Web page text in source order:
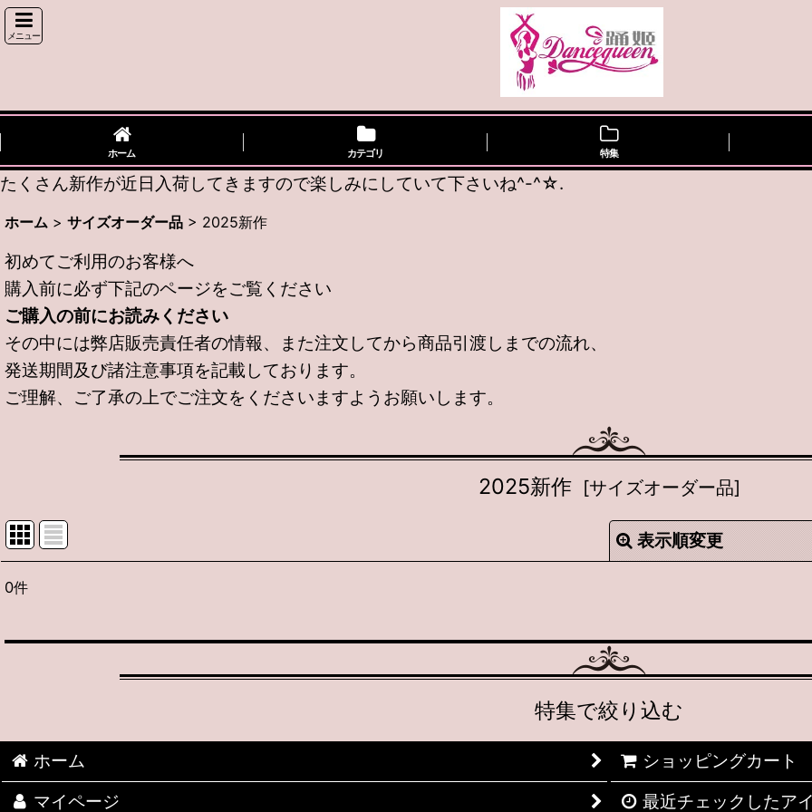
メニュー
ホーム カテゴリ 特集
たくさん新作が近日入荷してきますので楽しみにしていて下さいね^-^☆.
ホーム > サイズオーダー品 > 2025新作
初めてご利用のお客様へ
購入前に必ず下記のページをご覧ください
ご購入の前にお読みください
その中には弊店販売責任者の情報、また注文してから商品引渡しまでの流れ、
発送期間及び諸注意事項を記載しております。
ご理解、ご了承の上でご注文をくださいますようお願いします。
2025新作 [サイズオーダー品]
表示順変更
表示数
並び順:
絞り込む
0件
特集で絞り込む
期間限定 お買い得！
ホーム
ショッピングカート
マイページ
最近チェックしたア